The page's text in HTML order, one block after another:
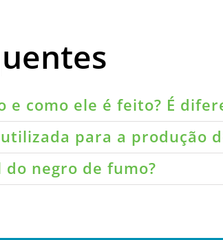
e como ele é feito? É
para a produção
negro de fumo?